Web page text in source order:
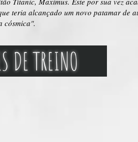
teria alcançado um novo patamar de
cósmica".
DE TREINO